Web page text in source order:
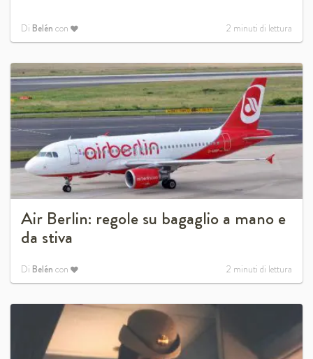
Di Belén con 2 minuti di lettura
Air Berlin: regole su bagaglio a mano e
da stiva
Di Belén con 2 minuti di lettura